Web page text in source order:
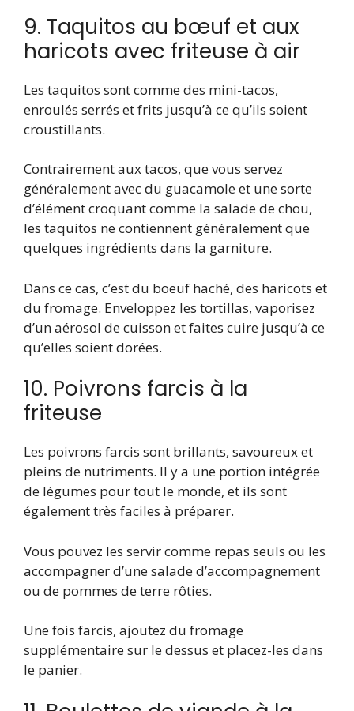
9. Taquitos au bœuf et aux
haricots avec friteuse à air
Les taquitos sont comme des mini-tacos,
enroulés serrés et frits jusqu’à ce qu’ils soient
croustillants.
Contrairement aux tacos, que vous servez
généralement avec du guacamole et une sorte
d’élément croquant comme la salade de chou,
les taquitos ne contiennent généralement que
quelques ingrédients dans la garniture.
Dans ce cas, c’est du boeuf haché, des haricots et
du fromage. Enveloppez les tortillas, vaporisez
d’un aérosol de cuisson et faites cuire jusqu’à ce
qu’elles soient dorées.
10. Poivrons farcis à la
friteuse
Les poivrons farcis sont brillants, savoureux et
pleins de nutriments. Il y a une portion intégrée
de légumes pour tout le monde, et ils sont
également très faciles à préparer.
Vous pouvez les servir comme repas seuls ou les
accompagner d’une salade d’accompagnement
ou de pommes de terre rôties.
Une fois farcis, ajoutez du fromage
supplémentaire sur le dessus et placez-les dans
le panier.